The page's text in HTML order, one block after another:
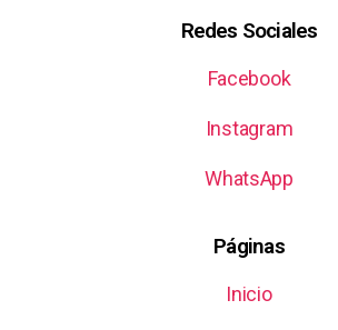
Redes Sociales
Facebook
Instagram
WhatsApp
Páginas
Inicio